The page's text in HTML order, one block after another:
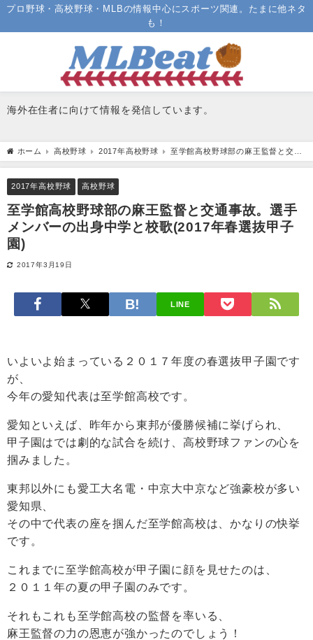
プロ野球・高校野球・MLBの情報中心にスポーツ関連。たまに他ネタ
も！
海外在住者に向けて情報を発信しています。
ホーム 高校野球 2017年高校野球
至学館高校野球部の麻王監督と交通
事故。選手メンバーの出身中学と校歌(2017年春選抜甲子園)
2017年高校野球 高校野球
至学館高校野球部の麻王監督と交通事故。選手
メンバーの出身中学と校歌(2017年春選抜甲子
園)
2017年3月19日
LINE
いよいよ始まっている２０１７年度の春選抜甲子園です
が、
今年の愛知代表は至学館高校です。
愛知といえば、昨年から東邦が優勝候補に挙げられ、
甲子園はでは劇的な試合を続け、高校野球ファンの心を
掴みました。
東邦以外にも愛工大名電・中京大中京など強豪校が多い
愛知県、
その中で代表の座を掴んだ至学館高校は、かなりの快挙
です。
これまでに至学館高校が甲子園に顔を見せたのは、
２０１１年の夏の甲子園のみです。
それもこれも至学館高校の監督を率いる、
麻王監督の力の恩恵が強かったのでしょう！